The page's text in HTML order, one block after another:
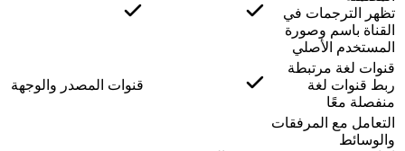
تظهر الترجمات في
القناة باسم وصورة
المستخدم الأصلي
قنوات لغة مرتبطة
ربط قنوات لغة
منفصلة معًا
قنوات المصدر والوجهة
التعامل مع المرفقات
والوسائط